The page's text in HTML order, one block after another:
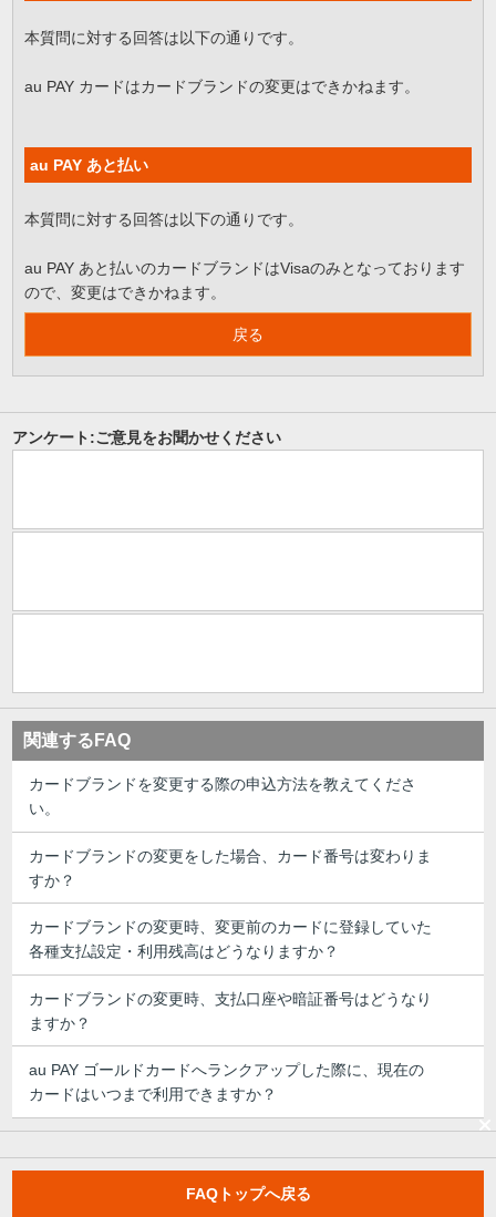
本質問に対する回答は以下の通りです。
au PAY カードはカードブランドの変更はできかねます。
au PAY あと払い
本質問に対する回答は以下の通りです。
au PAY あと払いのカードブランドはVisaのみとなっております
ので、変更はできかねます。
戻る
アンケート:ご意見をお聞かせください
関連するFAQ
カードブランドを変更する際の申込方法を教えてくださ
い。
カードブランドの変更をした場合、カード番号は変わりま
すか？
カードブランドの変更時、変更前のカードに登録していた
各種支払設定・利用残高はどうなりますか？
カードブランドの変更時、支払口座や暗証番号はどうなり
ますか？
au PAY ゴールドカードへランクアップした際に、現在の
カードはいつまで利用できますか？
FAQトップへ戻る